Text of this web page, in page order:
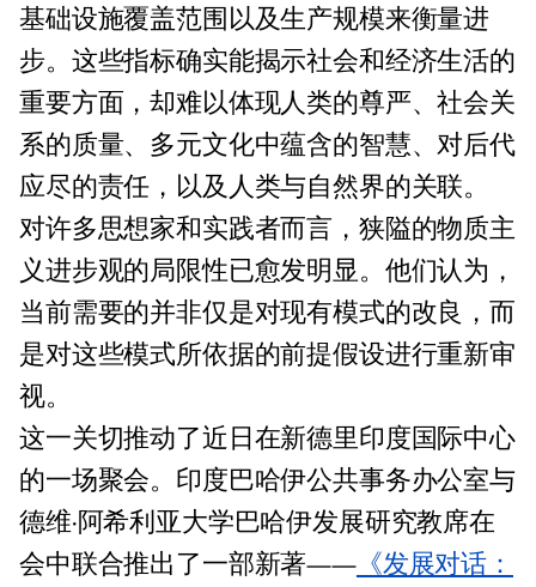
基础设施覆盖范围以及生产规模来衡量进
步。这些指标确实能揭示社会和经济生活的
重要方面，却难以体现人类的尊严、社会关
系的质量、多元文化中蕴含的智慧、对后代
应尽的责任，以及人类与自然界的关联。
对许多思想家和实践者而言，狭隘的物质主
义进步观的局限性已愈发明显。他们认为，
当前需要的并非仅是对现有模式的改良，而
是对这些模式所依据的前提假设进行重新审
视。
这一关切推动了近日在新德里印度国际中心
的一场聚会。印度巴哈伊公共事务办公室与
德维·阿希利亚大学巴哈伊发展研究教席在
会中联合推出了一部新著——《发展对话：